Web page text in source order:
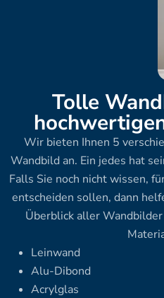
Tolle
Wir bieten Ihnen 5
Wandbild an. Ein jedes hat
Falls Sie noch nicht wissen,
entscheiden sollen, dann
Überblick aller
Leinwand
Alu-Dibond
Acrylglas